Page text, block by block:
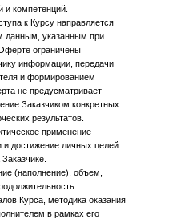
и компетенций.
к Курсу направляется
данным, указанным при
ограничены
информации, передачи
и формированием
не предусматривает
Заказчиком конкретных
результатов.
применение
достижение личных целей
(наполнение), объем,
Курса, методика оказания
в рамках его